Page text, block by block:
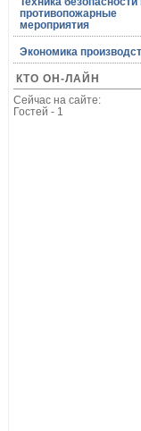
противопожарные
мероприятия
Экономика
КТО ОН-ЛАЙН
Сейчас на сайте:
Гостей - 1